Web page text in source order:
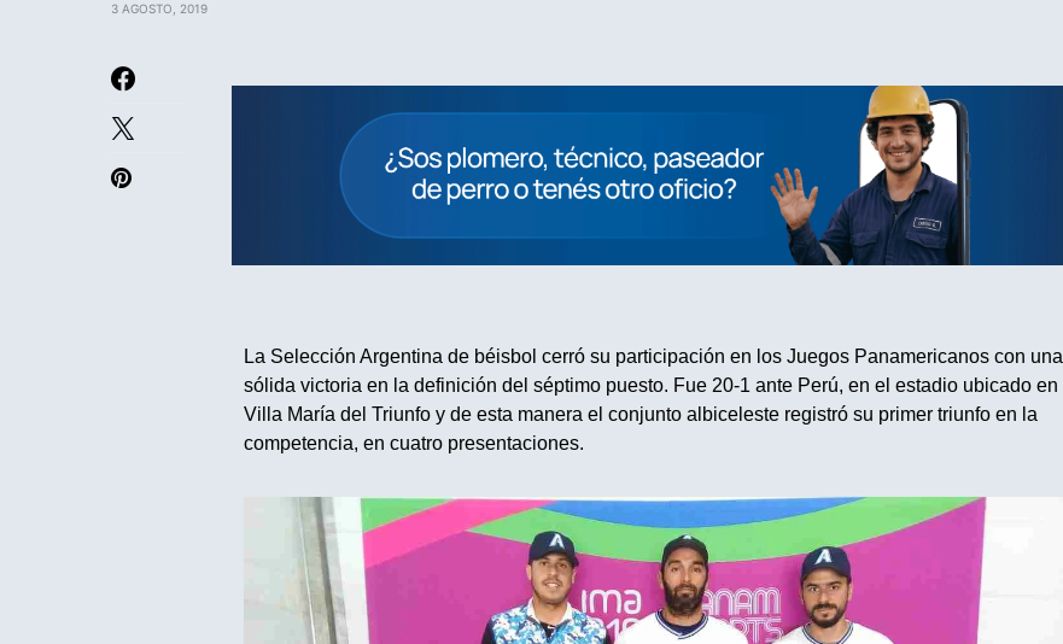
3 AGOSTO, 2019
La Selección Argentina de béisbol cerró su participación en los Juegos Panamericanos con una
sólida victoria en la definición del séptimo puesto. Fue 20-1 ante Perú, en el estadio ubicado en
Villa María del Triunfo y de esta manera el conjunto albiceleste registró su primer triunfo en la
competencia, en cuatro presentaciones.